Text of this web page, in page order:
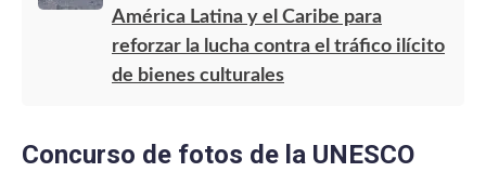
América Latina y el Caribe para
reforzar la lucha contra el tráfico ilícito
de bienes culturales
Concurso de fotos de la UNESCO